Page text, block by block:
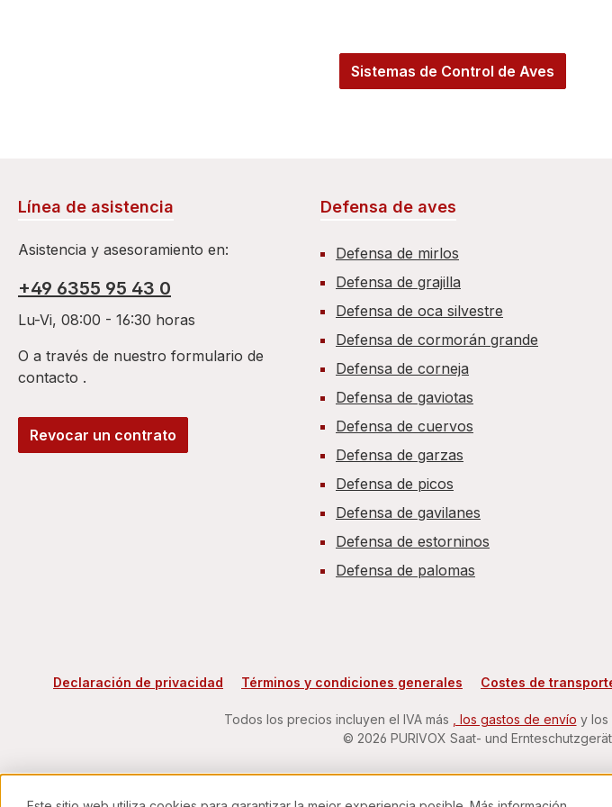
Sistemas de Control de Aves
Línea de asistencia
Asistencia y asesoramiento en:
+49 6355 95 43 0
Lu-Vi, 08:00 - 16:30 horas
O a través de nuestro formulario de
contacto .
Revocar un contrato
Defensa de aves
Defensa de mirlos
Defensa de grajilla
Defensa de oca silvestre
Defensa de cormorán grande
Defensa de corneja
Defensa de gaviotas
Defensa de cuervos
Defensa de garzas
Defensa de picos
Defensa de gavilanes
Defensa de estorninos
Defensa de palomas
Declaración de privacidad Términos y condiciones generales Costes de
Todos los precios incluyen el IVA más , los gastos de envío y los
© 2026 PURIVOX Saat- und